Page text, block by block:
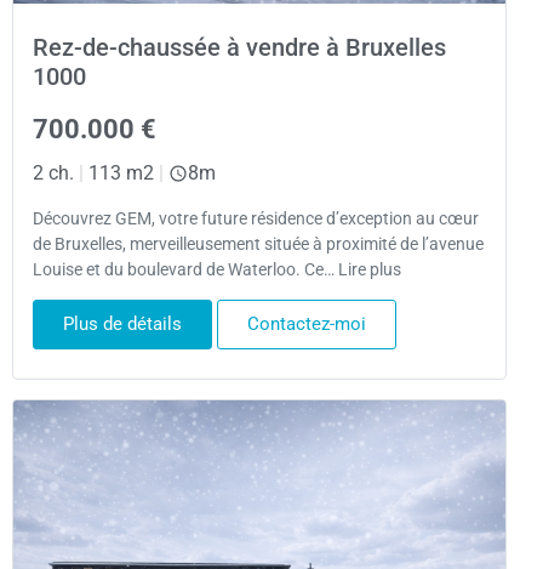
Rez-de-chaussée à vendre à Bruxelles
1000
700.000 €
2 ch. 113 m2 8m
Découvrez GEM, votre future résidence d’exception au cœur
de Bruxelles, merveilleusement située à proximité de l’avenue
Louise et du boulevard de Waterloo. Ce… Lire plus
Plus de détails Contactez-moi